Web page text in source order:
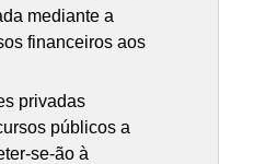
mediante a
financeiros aos
privadas
públicos a
se-ão à